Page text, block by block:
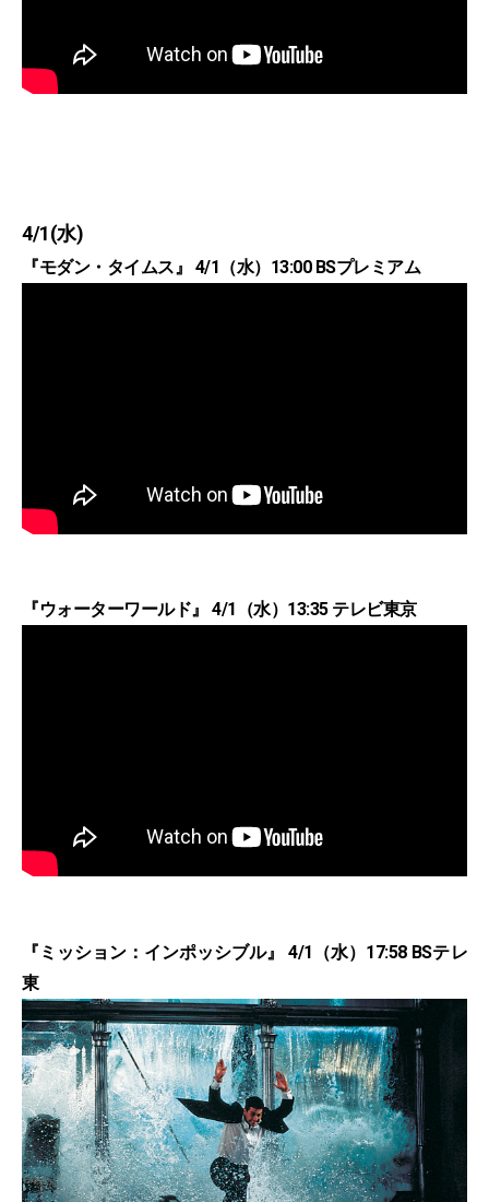
4/1(水)
『モダン・タイムス』 4/1（水）13:00 BSプレミアム
『ウォーターワールド』 4/1（水）13:35 テレビ東京
『ミッション：インポッシブル』 4/1（水）17:58 BSテレ
東